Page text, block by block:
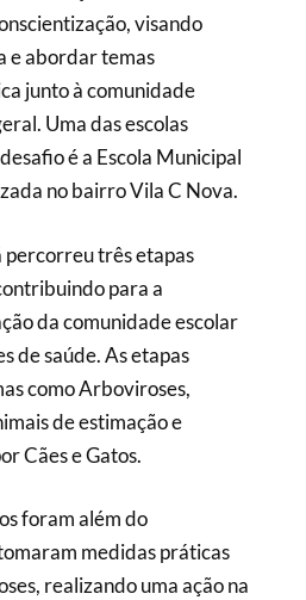
visando
e abordar temas
junto à comunidade
Uma das escolas
é a Escola Municipal
no bairro Vila C Nova.
percorreu três etapas
para a
da comunidade escolar
de saúde. As etapas
como Arboviroses,
de estimação e
Cães e Gatos.
foram além do
medidas práticas
realizando uma ação na